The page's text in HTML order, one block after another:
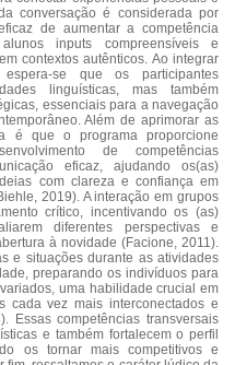
conversação é considerada por
de aumentar a competência
inputs compreensíveis e
contextos autênticos. Ao integrar
se que os participantes
linguísticas, mas também
essenciais para a navegação
Além de aprimorar as
é que o programa proporcione
de competências
eficaz, ajudando os(as)
com clareza e confiança em
2019). A interação em grupos
crítico, incentivando os (as)
diferentes perspectivas e
à novidade (Facione, 2011).
e situações durante as atividades
preparando os indivíduos para
uma habilidade crucial em
cada vez mais interconectados e
Essas competências transversais
e também fortalecem o perfil
os tornar mais competitivos e